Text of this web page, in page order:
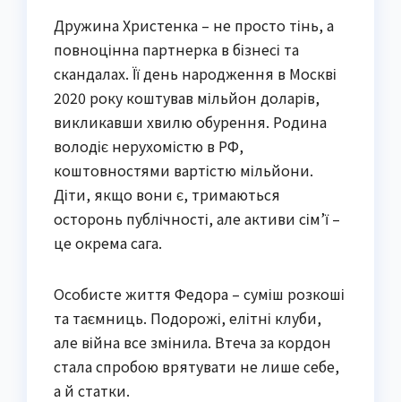
Дружина Христенка – не просто тінь, а
повноцінна партнерка в бізнесі та
скандалах. Її день народження в Москві
2020 року коштував мільйон доларів,
викликавши хвилю обурення. Родина
володіє нерухомістю в РФ,
коштовностями вартістю мільйони.
Діти, якщо вони є, тримаються
осторонь публічності, але активи сім’ї –
це окрема сага.
Особисте життя Федора – суміш розкоші
та таємниць. Подорожі, елітні клуби,
але війна все змінила. Втеча за кордон
стала спробою врятувати не лише себе,
а й статки.